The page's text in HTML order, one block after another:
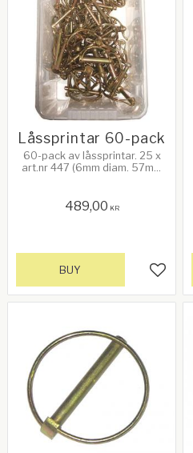
Låssprintar 60-pack
60-pack av låssprintar. 25 x
art.nr 447 (6mm diam. 57mm
användbar längd). 10 x art.nr
449 (12mm diam. 70mm
265mm x 120mm x 45mm.
489,00 KR
Add
BUY